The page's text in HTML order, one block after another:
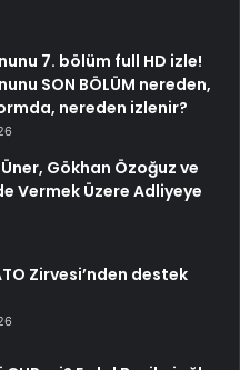
7. bölüm full HD izle!
SON BÖLÜM nereden,
nereden izlenir?
Gökhan Özoğuz ve
Vermek Üzere Adliyeye
Zirvesi’nden destek